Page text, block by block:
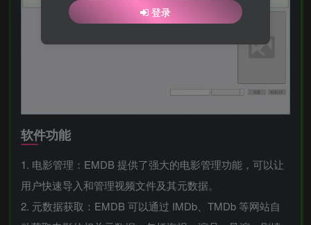
软件功能
1. 电影管理：EMDB 提供了强大的电影管理功能，可以让
用户快速导入和管理视频文件及其元数据。
2. 元数据获取：EMDB 可以通过 IMDb、TMDb 等网站自
登录